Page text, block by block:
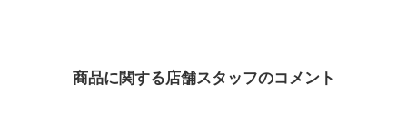
商品に関する店舗スタッフのコメント